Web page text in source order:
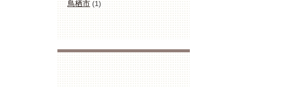
鳥栖市(1)